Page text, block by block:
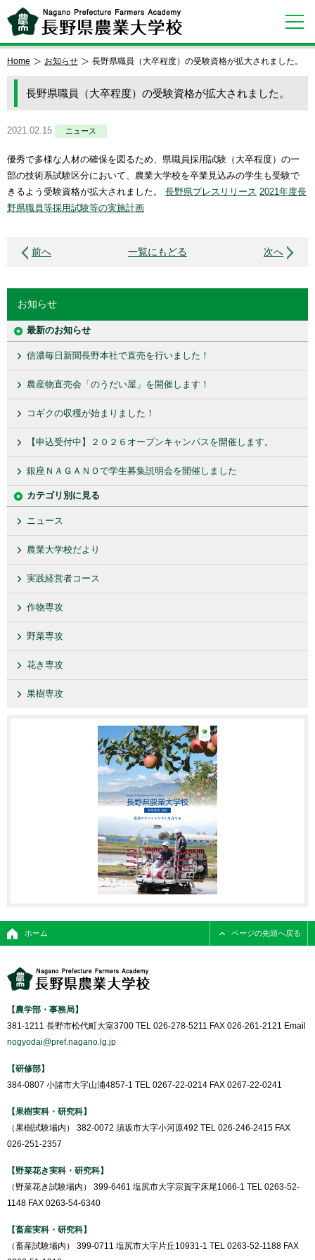
Home お知らせ 長野県職員（大卒程度）の受験資格が拡大されました。
長野県職員（大卒程度）の受験資格が拡大されました。
2021.02.15 ニュース
優秀で多様な人材の確保を図るため、県職員採用試験（大卒程度）の一
部の技術系試験区分において、農業大学校を卒業見込みの学生も受験で
きるよう受験資格が拡大されました。 長野県プレスリリース 2021年度長
野県職員等採用試験等の実施計画
前へ 一覧にもどる 次へ
お知らせ
最新のお知らせ
信濃毎日新聞長野本社で直売を行いました！
農産物直売会「のうだい屋」を開催します！
コギクの収穫が始まりました！
【申込受付中】２０２６オープンキャンパスを開催します。
銀座ＮＡＧＡＮＯで学生募集説明会を開催しました
カテゴリ別に見る
ニュース
農業大学校だより
実践経営者コース
作物専攻
野菜専攻
花き専攻
果樹専攻
ホーム ページの先頭へ戻る
【農学部・事務局】
381-1211 長野市松代町大室3700 TEL 026-278-5211 FAX 026-261-2121 Email
nogyodai@pref.nagano.lg.jp
【研修部】
384-0807 小諸市大字山浦4857-1 TEL 0267-22-0214 FAX 0267-22-0241
【果樹実科・研究科】
（果樹試験場内） 382-0072 須坂市大字小河原492 TEL 026-246-2415 FAX
026-251-2357
【野菜花き実科・研究科】
（野菜花き試験場内） 399-6461 塩尻市大字宗賀字床尾1066-1 TEL 0263-52-
1148 FAX 0263-54-6340
【畜産実科・研究科】
（畜産試験場内） 399-0711 塩尻市大字片丘10931-1 TEL 0263-52-1188 FAX